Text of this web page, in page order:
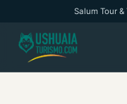
Salum Tour &